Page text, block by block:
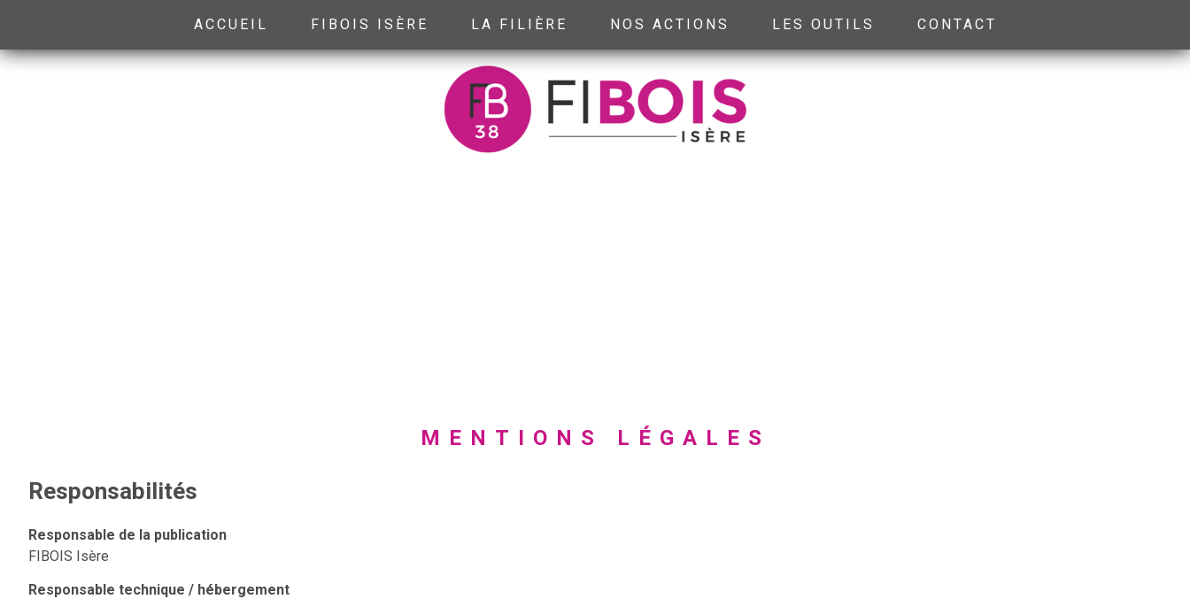
ACCUEIL FIBOIS ISÈRE LA FILIÈRE NOS ACTIONS LES OUTILS CONTACT
MENTIONS LÉGALES
Responsabilités
Responsable de la publication
FIBOIS Isère
Responsable technique / hébergement